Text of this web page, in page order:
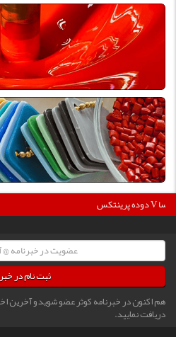
دوده پرینتکس V دگوسا :
ثبت نام در
هم اکنون در خبرنامه کوثر عضو شوید و آخرین
دریافت نمایید.